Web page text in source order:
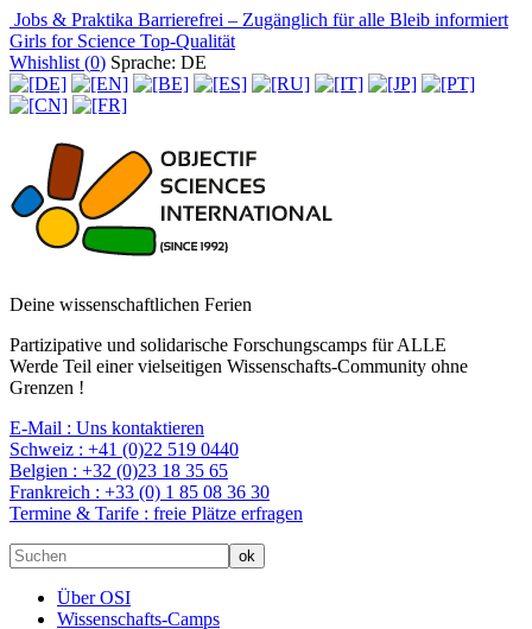
Jobs & Praktika Barrierefrei – Zugänglich für alle Bleib informiert
Girls for Science Top-Qualität
Whishlist (0) Sprache: DE
Deine wissenschaftlichen Ferien
Partizipative und solidarische Forschungscamps für ALLE
Werde Teil einer vielseitigen Wissenschafts-Community ohne
Grenzen !
E-Mail : Uns kontaktieren
Schweiz : +41 (0)22 519 0440
Belgien : +32 (0)23 18 35 65
Frankreich : +33 (0) 1 85 08 36 30
Termine & Tarife : freie Plätze erfragen
Über OSI
Wissenschafts-Camps